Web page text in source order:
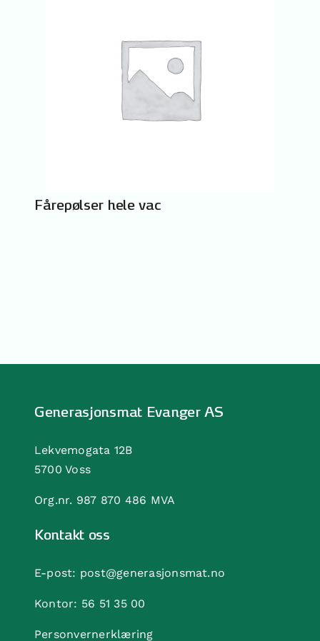
Fårepølser hele vac
Generasjonsmat Evanger AS
Lekvemogata 12B
5700 Voss
Org.nr. 987 870 486 MVA
Kontakt oss
E-post: post@generasjonsmat.no
Kontor: 56 51 35 00
Personvernerklæring